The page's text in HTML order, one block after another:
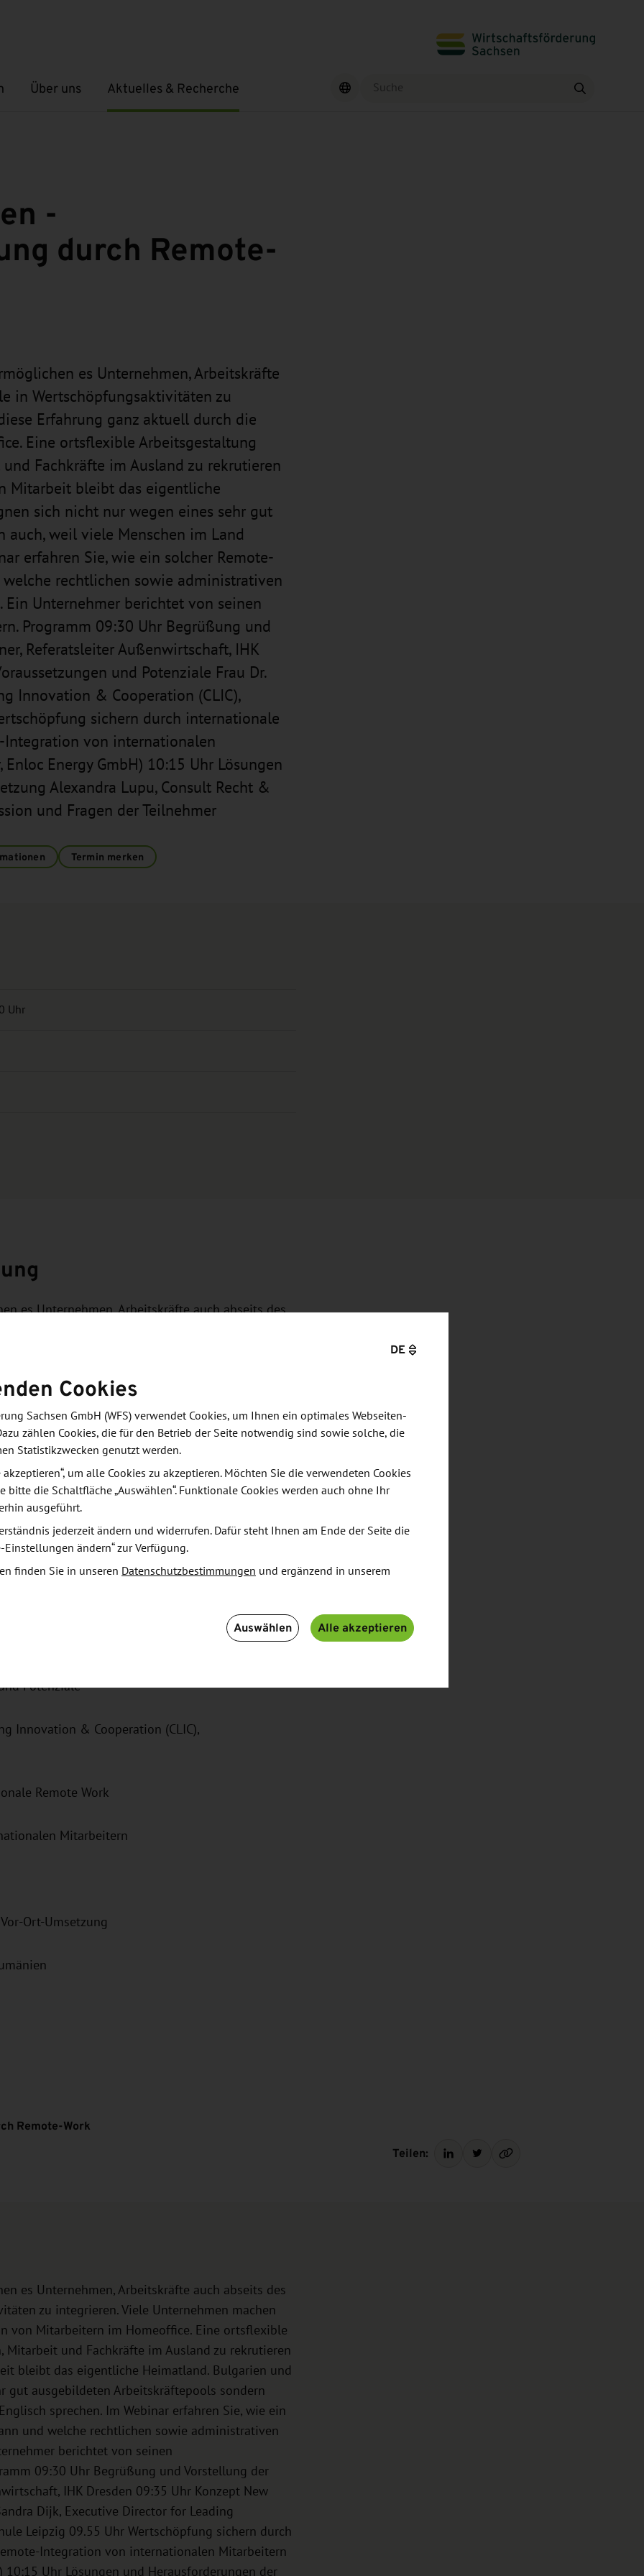
Über uns
Untermenü öffnenAktuelles & Recherche
Untermenü öffnen Finden
-
durch Remote-
es Unternehmen, Arbeitskräfte
in Wertschöpfungsaktivitäten zu
Erfahrung ganz aktuell durch die
Eine ortsflexible Arbeitsgestaltung
Fachkräfte im Ausland zu rekrutieren
Mitarbeit bleibt das eigentliche
sich nicht nur wegen eines sehr gut
auch, weil viele Menschen im Land
erfahren Sie, wie ein solcher Remote-
rechtlichen sowie administrativen
Unternehmer berichtet von seinen
Programm 09:30 Uhr Begrüßung und
Referatsleiter Außenwirtschaft, IHK
und Potenziale Frau Dr.
Innovation & Cooperation (CLIC),
sichern durch internationale
Integration von internationalen
Energy GmbH) 10:15 Uhr Lösungen
Alexandra Lupu, Consult Recht &
und Fragen der Teilnehmer
Termin merken
Uhr
es Unternehmen, Arbeitskräfte auch abseits des
zu integrieren. Viele Unternehmen machen
von Mitarbeitern im Homeoffice. Eine ortsflexible
und Fachkräfte im Ausland zu rekrutieren
bleibt das eigentliche Heimatland. Bulgarien und
gut ausgebildeten Arbeitskräftepools, sondern
sprechen.
Prozess gestaltet werden kann und welche
es zu bewältigen gilt. Ein Unternehmer
Ländern.
Dresden
Potenziale
Innovation & Cooperation (CLIC),
Remote Work
Mitarbeitern
Ort-Umsetzung
Remote-Work
Teilen:
es Unternehmen, Arbeitskräfte auch abseits des
zu integrieren. Viele Unternehmen machen
von Mitarbeitern im Homeoffice. Eine ortsflexible
und Fachkräfte im Ausland zu rekrutieren
bleibt das eigentliche Heimatland. Bulgarien und
gut ausgebildeten Arbeitskräftepools sondern
sprechen. Im Webinar erfahren Sie, wie ein
und welche rechtlichen sowie administrativen
berichtet von seinen
09:30 Uhr Begrüßung und Vorstellung der
IHK Dresden 09:35 Uhr Konzept New
Dijk, Executive Director for Leading
Leipzig 09.55 Uhr Wertschöpfung sichern durch
Integration von internationalen Mitarbeitern
10:15 Uhr Lösungen und Herausforderungen der
DE
Cookies
Sachsen GmbH (WFS) verwendet Cookies, um Ihnen ein optimales Webseiten-
zählen Cookies, die für den Betrieb der Seite notwendig sind sowie solche, die
Statistikzwecken genutzt werden.
um alle Cookies zu akzeptieren. Möchten Sie die verwendeten Cookies
bitte die Schaltfläche „Auswählen“. Funktionale Cookies werden auch ohne Ihr
ausgeführt.
jederzeit ändern und widerrufen. Dafür steht Ihnen am Ende der Seite die
Einstellungen ändern“ zur Verfügung.
finden Sie in unseren Datenschutzbestimmungen und ergänzend in unserem
Auswählen Alle akzeptieren